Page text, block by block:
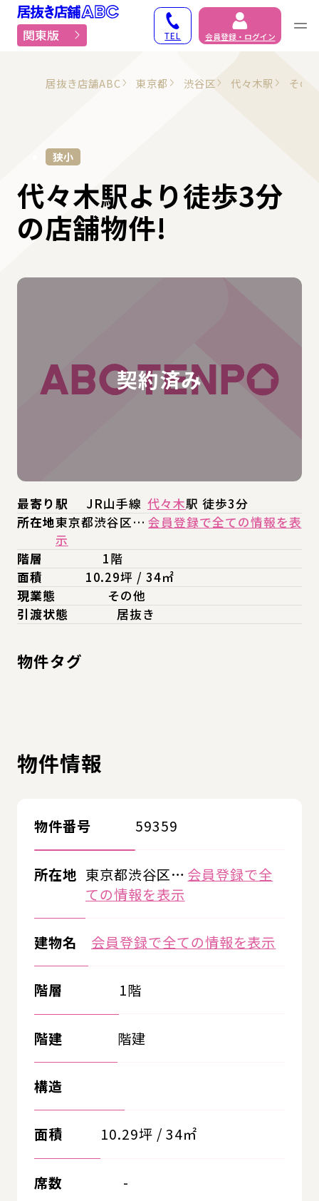
居抜き物件・貸店舗で
関東版 TEL 会員登録・ログイン
居抜き店舗ABC 東京都 渋谷区 代々木駅 その
狭小
代々木駅より徒歩3分
の店舗物件!
最寄り駅 JR山手線 代々木駅 徒歩3分
所在地東京都渋谷区… 会員登録で全ての情報を表
示
階層
1階
面積
10.29坪 / 34㎡
現業態
その他
引渡状態
居抜き
物件タグ
物件情報
物件番号 59359
所在地 東京都渋谷区… 会員登録で全
ての情報を表示
建物名 会員登録で全ての情報を表示
階層 1階
階建 階建
構造
面積 10.29坪 / 34㎡
席数 -